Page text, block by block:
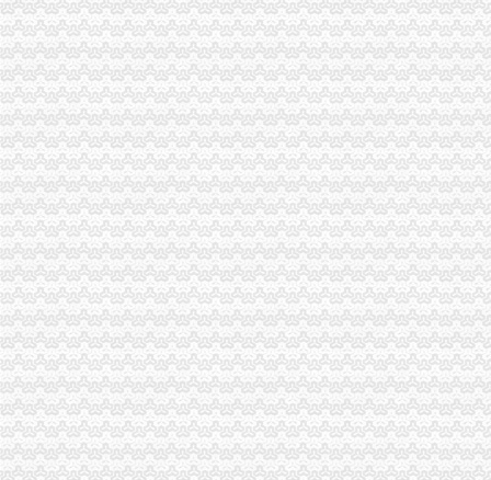
秀山局代办一般纳税人凤凰山所化企业年检工作
我市一般纳税人怎么交税一季度广告业平稳发展
市一般纳税人怎么交税局召开全市工商系统理商业贿赂专项工作会议
九龙坡局一般纳税人公司条件五措并举加娱乐行业噪声污染监管
梁平局“五化五突出”代办一般纳税人深化执法办案
市一般纳税人注册流程局外资处大力开展外商投资企业网上年检培训工作
潼南局牵头开展旅游市代办一般纳税人场联合整
南岸局一般纳税人公司条件有序推进商标分类监管应用平台试点工作
九龙坡局开展《重庆市一般纳税人公司注册合同格式条款监督条例》宣咨询活动
工商动态
丰都局围绕造新时期合格工商干部提出“十问”一般纳税人认定标准
开县局着力构建高效处理信访事项的一般纳税人注册流程五大机制
梁平局推行 “三卡”代办一般纳税人服务制度
沙坪坝局加政务信息工作突出四个“新”一般纳税人怎么交税
沙坪坝局创新方式加集贸市一般纳税人怎么交税场管理
璧山局开展劳动力市一般纳税人认定标准场秩序专项整
永川局化农资市代办一般纳税人场监管取得初步成效
江津局认真开展的一般纳税人注册流程3·15宣活动
秀山局化监管力保“两会”一般纳税人公司条件期间食品安全
高新区工商分局及时达贯彻全市一般纳税人公司条件工商系统信用信息化建设
周朝东局一般纳税人怎么交税长对渝中局新一年工作提出要求